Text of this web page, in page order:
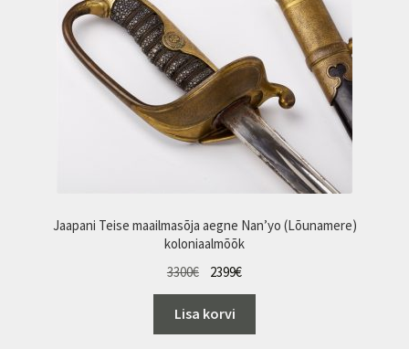
Jaapani Teise maailmasõja aegne Nan’yo (Lõunamere)
koloniaalmõõk
3300€
Algne
hind
oli:
3300€.
2399€Praegune
hind
2399€.
Lisa korvi